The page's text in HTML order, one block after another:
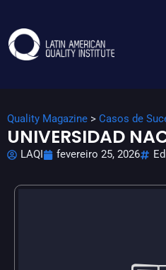
Quality Magazine > Casos de
UNIVERSIDAD
LAQI fevereiro 25, 2026